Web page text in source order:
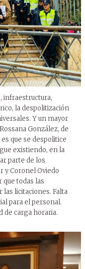
infraestructura,
la despolitización
Y un mayor
González, de
que se despolitice
existiendo, en la
parte de los
y Coronel Oviedo
todas las
licitaciones. Falta
para el personal.
de carga horaria.